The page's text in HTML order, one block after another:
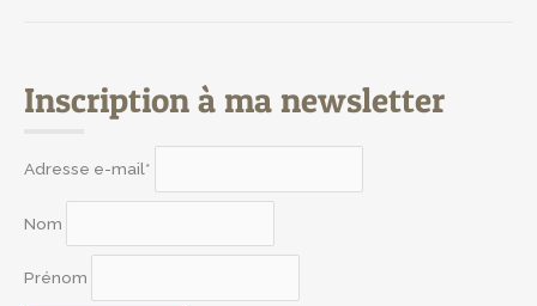
Inscription à ma newsletter
Adresse e-mail*
Nom
Prénom